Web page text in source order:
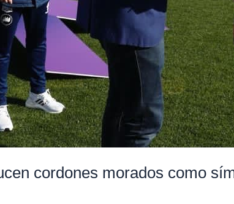
cordones morados como